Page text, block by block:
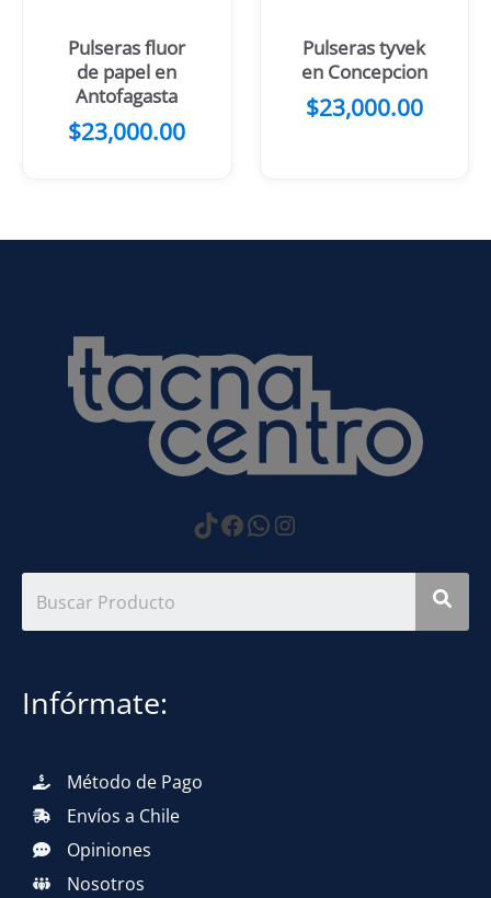
Pulseras fluor
de papel en
Antofagasta
$23,000.00
Pulseras tyvek
en Concepcion
$23,000.00
https://
Facebook
WhatsApp
Instagram
Infórmate:
Método de Pago
Envíos a Chile
Opiniones
Nosotros